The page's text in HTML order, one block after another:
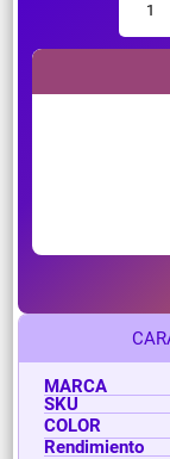
MARCA
SKU
COLOR
Rendimiento
1